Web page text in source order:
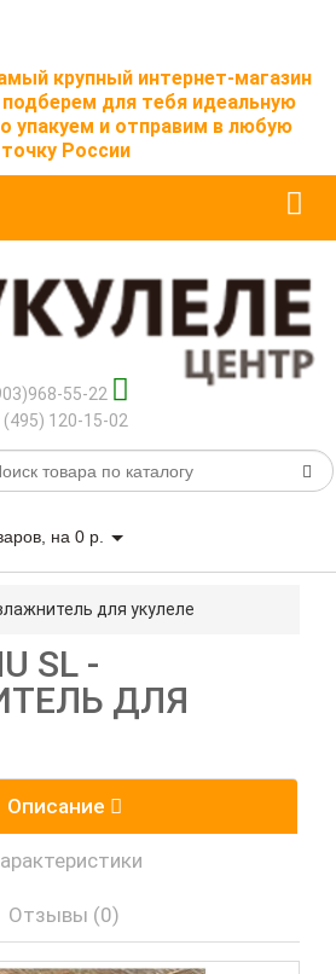
крупный интернет-магазин
подберем для тебя идеальную
упакуем и отправим в любую
точку России
55-22
(495) 120-15-02
на 0 р.
для укулеле
SL -
ДЛЯ
Описание
Отзывы (0)